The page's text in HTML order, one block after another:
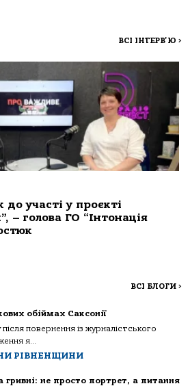
ВСІ ІНТЕРВ'Ю >
участі у проєкті
– голова ГО “Інтонація
ВСІ БЛОГИ >
обіймах Саксонії
повернення із журналістського
я...
РІВНЕНЩИНИ
гривні: не просто портрет, а питання